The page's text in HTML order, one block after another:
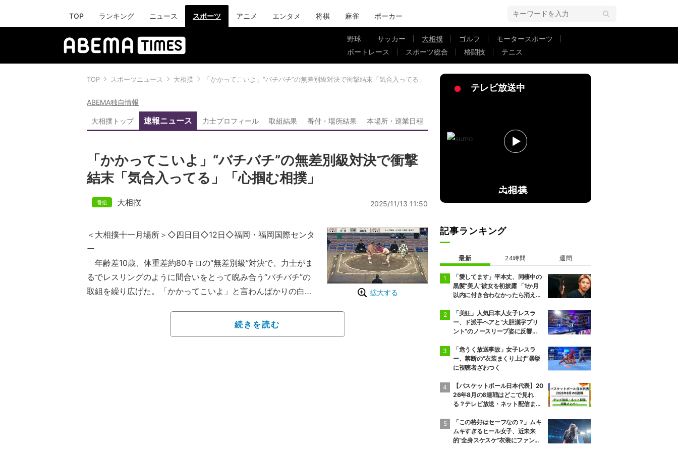
TOP ランキング ニュース スポーツ アニメ エンタメ 将棋 麻雀 ポーカー
野球 サッカー 大相撲 ゴルフ
モータースポーツ
ボートレース
スポーツ総合 格闘技 テニス
TOP スポーツニュース 大相撲 「かかってこいよ」“バチバチ”の無差別級対決で衝撃結末「気合入ってる」「心掴む相撲」
ABEMA独自情報
大相撲トップ 速報ニュース 力士プロフィール 取組結果 番付・場所結果 本場所・巡業日程
「かかってこいよ」“バチバチ”の無差別級対決で衝撃
結末「気合入ってる」「心掴む相撲」
大相撲 2025/11/13 11:50
拡大する
＜大相撲十一月場所＞◇四日目◇12日◇福岡・福岡国際センタ
ー
年齢差10歳、体重差約80キロの“無差別級”対決で、力士がま
るでレスリングのように間合いをとって睨み合う“バチバチ”の
取組を繰り広げた。「かかってこいよ」と言わんばかりの白熱
三段目八十枚目・月岡（二子山）と三段目七十九枚目・旭将
続きを読む
テレビ放送中
記事ランキング
最新 24時間 週間
「愛してます」平本丈、同棲中の
黒髪“美人”彼女を初披露 「1か月
以内に付き合わなかったら消え
「美狂」人気日本人女子レスラ
ー、ド派手ヘアと“大胆漢字プリ
ント”のノースリーブ姿に反響
「危うく放送事故」女子レスラ
ー、禁断の“衣装まくり上げ”暴挙
に視聴者ざわつく
【バスケットボール日本代表】20
26年8月の6連戦はどこで見れ
る？テレビ放送・ネット配信まと
「この格好はセーフなの？」ムキ
ムキすぎるヒール女子、近未来
的“全身スケスケ”衣装にファンツ